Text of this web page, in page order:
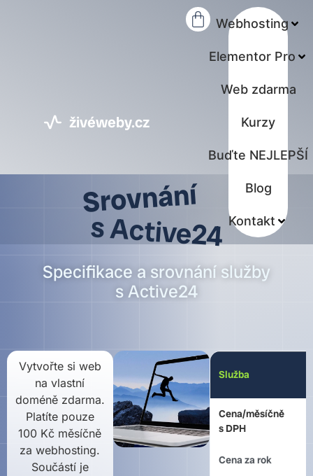
živéweby.cz
Webhosting
Elementor Pro
Web zdarma
Kurzy
Buďte NEJLEPŠÍ
Blog
Kontakt
Srovnání
s Active24
Specifikace a srovnání služby
s Active24
Vytvořte si web
na vlastní
doméně zdarma.
Platíte pouze
100 Kč měsíčně
za webhosting.
Součástí je
Služba
Cena/měsíčně
s DPH
Cena za rok